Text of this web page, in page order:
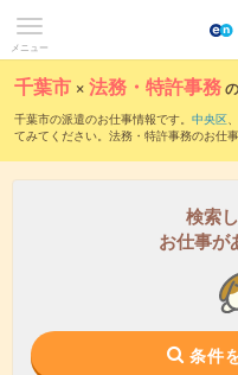
メニュー
千葉市 ×法務・特許事務
千葉市の派遣のお仕事情報です。 中央区、
てみてください。法務・特許事務のお仕事
は？特許事務のお仕事とは？とは？
検索
お仕事が
条件